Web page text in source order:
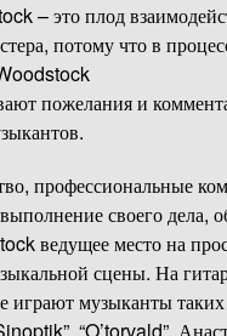
– это плод
потому что в
пожелания и
профессиональные
своего дела,
ведущее место на
сцены. На
музыканты